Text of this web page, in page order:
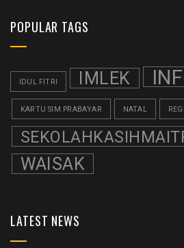
POPULAR TAGS
IDUL FITRI IMLEK
KARTU SIM PRABAYAR NATAL
WAISAK
LATEST NEWS